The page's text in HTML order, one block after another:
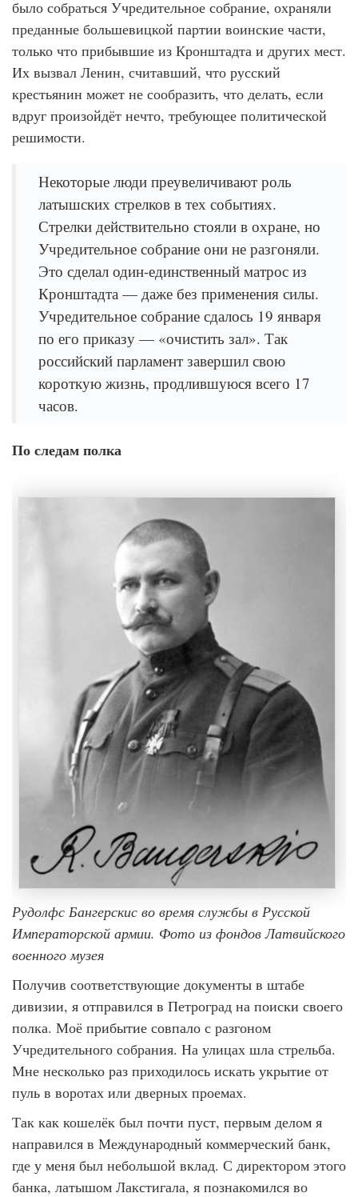
было собраться Учредительное собрание, охраняли
преданные большевицкой партии воинские части,
только что прибывшие из Кронштадта и других мест.
Их вызвал Ленин, считавший, что русский
крестьянин может не сообразить, что делать, если
вдруг произойдёт нечто, требующее политической
решимости.
Некоторые люди преувеличивают роль
латышских стрелков в тех событиях.
Стрелки действительно стояли в охране, но
Учредительное собрание они не разгоняли.
Это сделал один-единственный матрос из
Кронштадта — даже без применения силы.
Учредительное собрание сдалось 19 января
по его приказу — «очистить зал». Так
российский парламент завершил свою
короткую жизнь, продлившуюся всего 17
часов.
По следам полка
Рудолфс Бангерскис во время службы в Русской
Императорской армии. Фото из фондов Латвийского
военного музея
Получив соответствующие документы в штабе
дивизии, я отправился в Петроград на поиски своего
полка. Моё прибытие совпало с разгоном
Учредительного собрания. На улицах шла стрельба.
Мне несколько раз приходилось искать укрытие от
пуль в воротах или дверных проемах.
Так как кошелёк был почти пуст, первым делом я
направился в Международный коммерческий банк,
где у меня был небольшой вклад. С директором этого
банка, латышом Лакстигала, я познакомился во